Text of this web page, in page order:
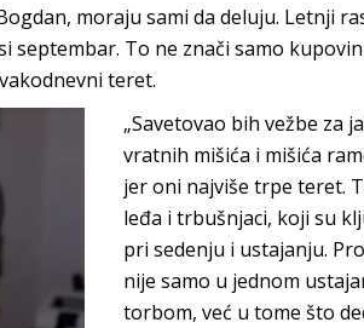
moraju sami da deluju. Letnji
septembar. To ne znači samo
teret.
„Savetovao bih vežbe za
vratnih mišića i mišića
jer oni najviše trpe teret.
leđa i trbušnjaci, koji su
pri sedenju i ustajanju.
nije samo u jednom
torbom, već u tome što